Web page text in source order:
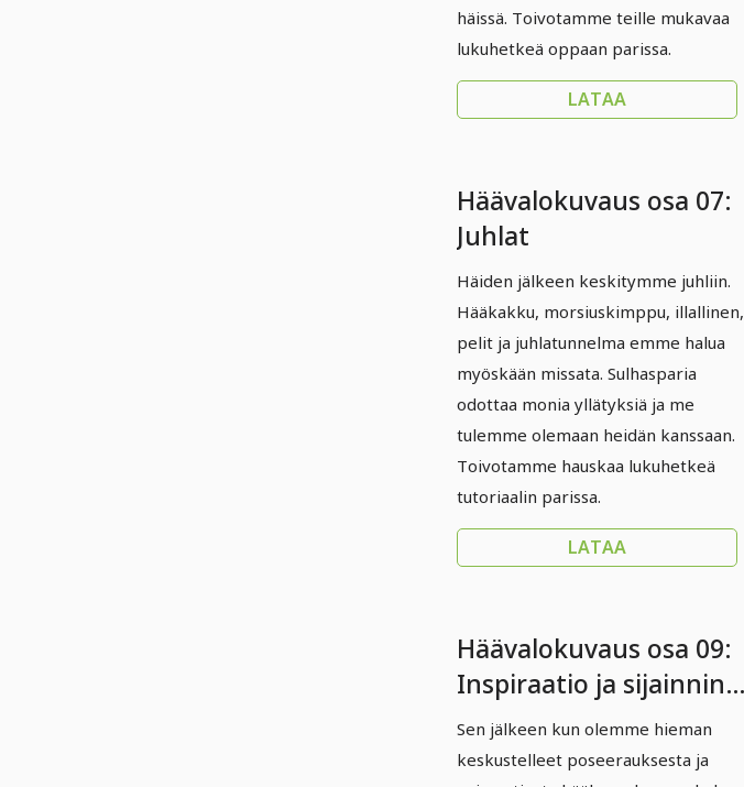
häissä. Toivotamme teille mukavaa
lukuhetkeä oppaan parissa.
LATAA
Häävalokuvaus osa 07:
Juhlat
Häiden jälkeen keskitymme juhliin.
Hääkakku, morsiuskimppu, illallinen,
pelit ja juhlatunnelma emme halua
myöskään missata. Sulhasparia
odottaa monia yllätyksiä ja me
tulemme olemaan heidän kanssaan.
Toivotamme hauskaa lukuhetkeä
tutoriaalin parissa.
LATAA
Häävalokuvaus osa 09:
Inspiraatio ja sijainnin
valinta
Sen jälkeen kun olemme hieman
keskustelleet poseerauksesta ja